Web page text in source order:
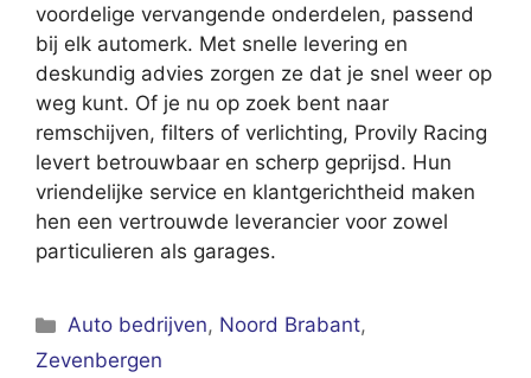
voordelige vervangende onderdelen, passend
bij elk automerk. Met snelle levering en
deskundig advies zorgen ze dat je snel weer op
weg kunt. Of je nu op zoek bent naar
remschijven, filters of verlichting, Provily Racing
levert betrouwbaar en scherp geprijsd. Hun
vriendelijke service en klantgerichtheid maken
hen een vertrouwde leverancier voor zowel
particulieren als garages.
Categorieën
Auto bedrijven, Noord Brabant,
Zevenbergen